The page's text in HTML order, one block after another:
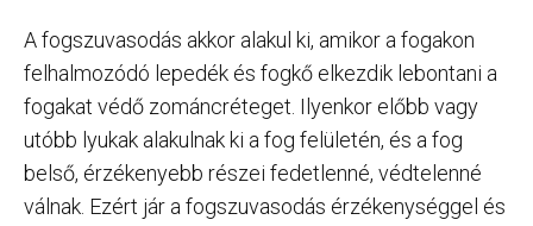
A fogszuvasodás akkor alakul ki, amikor a fogakon
felhalmozódó lepedék és fogkő elkezdik lebontani a
fogakat védő zománcréteget. Ilyenkor előbb vagy
utóbb lyukak alakulnak ki a fog felületén, és a fog
belső, érzékenyebb részei fedetlenné, védtelenné
válnak. Ezért jár a fogszuvasodás érzékenységgel és